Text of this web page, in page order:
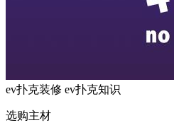
ev扑克装修 ev扑克知识
选购主材